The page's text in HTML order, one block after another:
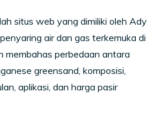
situs web yang dimiliki oleh Ady
air dan gas terkemuka di
membahas perbedaan antara
greensand, komposisi,
aplikasi, dan harga pasir